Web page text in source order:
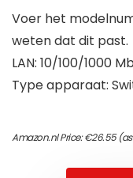
Voer het
weten dat dit past.
LAN: 10/100/1000
Type apparaat:
Amazon.nl Price:€26.55(as